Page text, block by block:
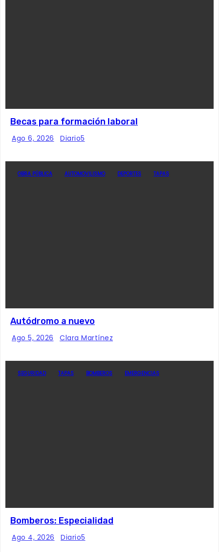
Becas para formación laboral
Ago 6, 2026 Diario5
OBRA PÚBLICA AUTOMOVILISMO DEPORTES TAPAS
Autódromo a nuevo
Ago 5, 2026 Clara Martínez
SEGURIDAD TAPAS BOMBEROS EMERGENCIAS
Bomberos: Especialidad
Ago 4, 2026 Diario5